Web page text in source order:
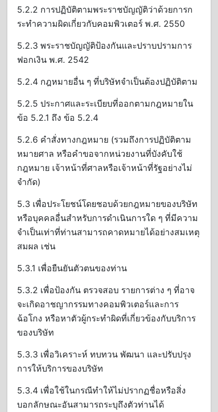
5.2.2 การปฏิบัติตามพระราชบัญญัติว่าด้วยการก
ระทำความผิดเกี่ยวกับคอมพิวเตอร์ พ.ศ. 2550
5.2.3 พระราชบัญญัติป้องกันและปราบปรามการ
ฟอกเงิน พ.ศ. 2542
5.2.4 กฎหมายอื่น ๆ ที่บริษัทจำเป็นต้องปฏิบัติตาม
5.2.5 ประกาศและระเบียบที่ออกตามกฎหมายใน
ข้อ 5.2.1 ถึง ข้อ 5.2.4
5.2.6 คำสั่งทางกฎหมาย (รวมถึงการปฏิบัติตาม
หมายศาล หรือคำขอจากหน่วยงานที่บังคับใช้
กฎหมาย เจ้าหน้าที่ศาลหรือเจ้าหน้าที่รัฐอย่างไม่
จำกัด)
5.3 เพื่อประโยชน์โดยชอบด้วยกฎหมายของบริษัท
หรือบุคคลอื่นสำหรับการดำเนินการใด ๆ ที่มีความ
จำเป็นเท่าที่ท่านสามารถคาดหมายได้อย่างสมเหตุ
สมผล เช่น
5.3.1 เพื่อยืนยันตัวตนของท่าน
5.3.2 เพื่อป้องกัน ตรวจสอบ รายการต่าง ๆ ที่อาจ
จะเกิดอาชญากรรมทางคอมพิวเตอร์และการ
ฉ้อโกง หรือหาตัวผู้กระทำผิดที่เกี่ยวข้องกับบริการ
ของบริษัท
5.3.3 เพื่อวิเคราะห์ ทบทวน พัฒนา และปรับปรุง
การให้บริการของบริษัท
5.3.4 เพื่อใช้ในกรณีทำให้ไม่ปรากฏชื่อหรือสิ่ง
บอกลักษณะอันสามารถระบุถึงตัวท่านได้